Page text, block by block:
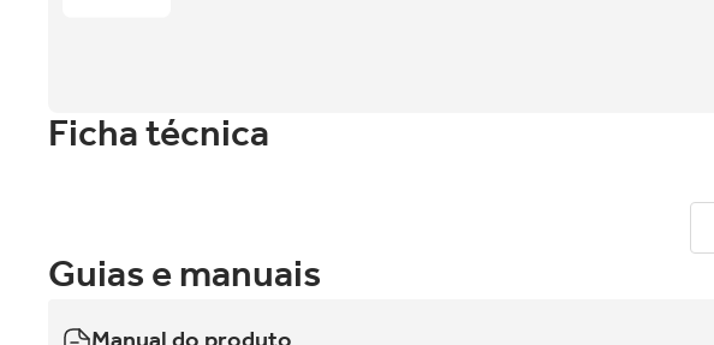
Ficha técnica
Guias e manuais